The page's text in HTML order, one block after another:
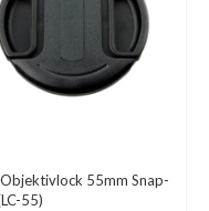
Objektivlock 55mm Snap-
55)